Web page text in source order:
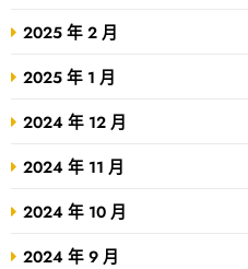
2025 年 2 月
2025 年 1 月
2024 年 12 月
2024 年 11 月
2024 年 10 月
2024 年 9 月